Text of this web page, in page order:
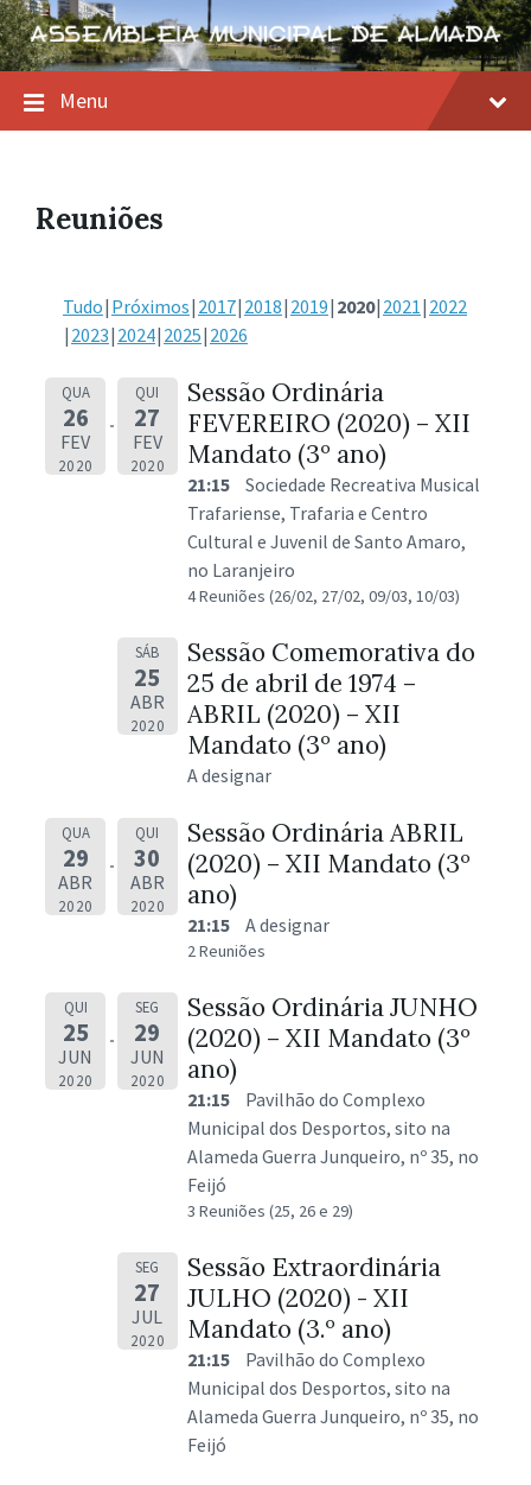
Skip
to
content
Skip
to
main
navigation
Skip
to
footer
Menu
Reuniões
Tudo Próximos 2017 2018 2019 2020 2021 2022
2023 2024 2025 2026
QUA
26
FEV
2020
QUI
27
FEV
2020
Sessão Ordinária
FEVEREIRO (2020) – XII
Mandato (3º ano)
21:15
Sociedade Recreativa Musical
Trafariense, Trafaria e Centro
Cultural e Juvenil de Santo Amaro,
no Laranjeiro
4 Reuniões (26/02, 27/02, 09/03, 10/03)
SÁB
25
ABR
2020
Sessão Comemorativa do
25 de abril de 1974 –
ABRIL (2020) – XII
Mandato (3º ano)
A designar
QUA
29
ABR
2020
QUI
30
ABR
2020
Sessão Ordinária ABRIL
(2020) – XII Mandato (3º
ano)
21:15 A designar
2 Reuniões
QUI
25
JUN
2020
SEG
29
JUN
2020
Sessão Ordinária JUNHO
(2020) – XII Mandato (3º
ano)
21:15
Pavilhão do Complexo
Municipal dos Desportos, sito na
Alameda Guerra Junqueiro, nº 35, no
Feijó
3 Reuniões (25, 26 e 29)
SEG
27
JUL
2020
Sessão Extraordinária
JULHO (2020) - XII
Mandato (3.º ano)
21:15
Pavilhão do Complexo
Municipal dos Desportos, sito na
Alameda Guerra Junqueiro, nº 35, no
Feijó